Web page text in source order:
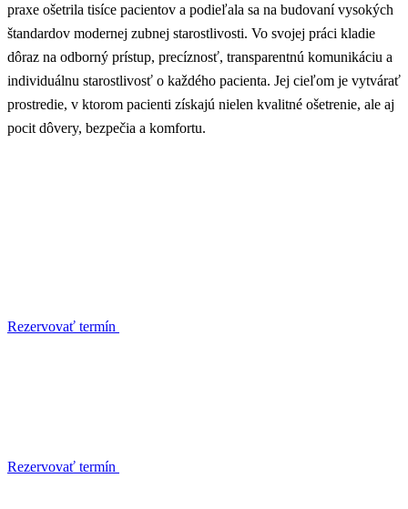
praxe ošetrila tisíce pacientov a podieľala sa na budovaní vysokých
štandardov modernej zubnej starostlivosti. Vo svojej práci kladie
dôraz na odborný prístup, precíznosť, transparentnú komunikáciu a
individuálnu starostlivosť o každého pacienta. Jej cieľom je vytvárať
prostredie, v ktorom pacienti získajú nielen kvalitné ošetrenie, ale aj
pocit dôvery, bezpečia a komfortu.
Rezervovať termín
Rezervovať termín